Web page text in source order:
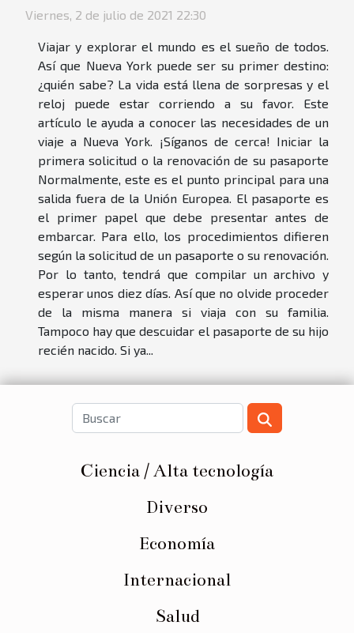
Viernes, 2 de julio de 2021 22:30
Viajar y explorar el mundo es el sueño de todos.
Así que Nueva York puede ser su primer destino:
¿quién sabe? La vida está llena de sorpresas y el
reloj puede estar corriendo a su favor. Este
artículo le ayuda a conocer las necesidades de un
viaje a Nueva York. ¡Síganos de cerca! Iniciar la
primera solicitud o la renovación de su pasaporte
Normalmente, este es el punto principal para una
salida fuera de la Unión Europea. El pasaporte es
el primer papel que debe presentar antes de
embarcar. Para ello, los procedimientos difieren
según la solicitud de un pasaporte o su renovación.
Por lo tanto, tendrá que compilar un archivo y
esperar unos diez días. Así que no olvide proceder
de la misma manera si viaja con su familia.
Tampoco hay que descuidar el pasaporte de su hijo
recién nacido. Si ya...
Ciencia / Alta tecnología
Diverso
Economía
Internacional
Salud